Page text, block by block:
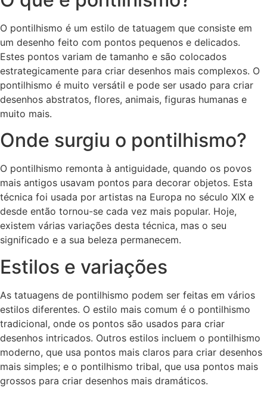
O pontilhismo é um estilo de tatuagem que consiste em
um desenho feito com pontos pequenos e delicados.
Estes pontos variam de tamanho e são colocados
estrategicamente para criar desenhos mais complexos. O
pontilhismo é muito versátil e pode ser usado para criar
desenhos abstratos, flores, animais, figuras humanas e
muito mais.
Onde surgiu o pontilhismo?
O pontilhismo remonta à antiguidade, quando os povos
mais antigos usavam pontos para decorar objetos. Esta
técnica foi usada por artistas na Europa no século XIX e
desde então tornou-se cada vez mais popular. Hoje,
existem várias variações desta técnica, mas o seu
significado e a sua beleza permanecem.
Estilos e variações
As tatuagens de pontilhismo podem ser feitas em vários
estilos diferentes. O estilo mais comum é o pontilhismo
tradicional, onde os pontos são usados para criar
desenhos intricados. Outros estilos incluem o pontilhismo
moderno, que usa pontos mais claros para criar desenhos
mais simples; e o pontilhismo tribal, que usa pontos mais
grossos para criar desenhos mais dramáticos.